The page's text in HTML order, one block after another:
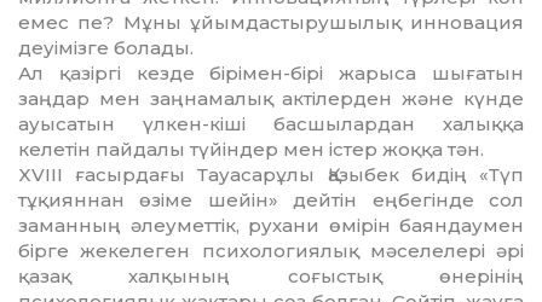
емес пе? Мұ­ны ұйымдастырушылық инновация
деуі­мізге болады.
Ал қазіргі кезде бірімен-бірі жарыса шы­ғатын
заңдар мен заңнамалық акті­лер­ден және күнде
ауысатын үлкен-кіші басшылардан халыққа
келетін пайдалы түйіндер мен істер жоққа тән.
XVIII ғасырдағы Тауасарұлы Қазыбек би­дің «Түп
тұқияннан өзіме шейін» дейтін еңбегінде сол
заманның әлеуметтік, рухани өмірін баяндаумен
бірге жекелеген пси­хологиялық мәселелері әрі
қазақ хал­қы­ның соғыстық өнерінің